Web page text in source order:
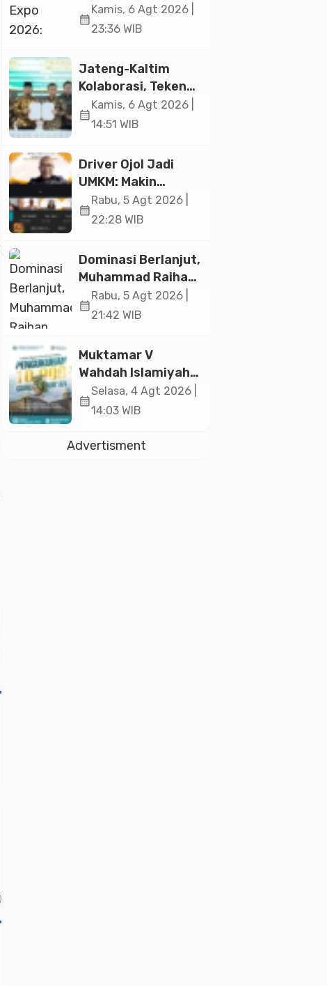
Silaturahim dan
Kebangkitan
Jakarta
calendar_month
Kamis, 6 Agt 2026 |
23:36 WIB
Jateng-Kaltim
Kolaborasi, Teken
19 Kerja Sama
Ekonomi Senilai Rp
calendar_month
Kamis, 6 Agt 2026 |
14:51 WIB
Driver Ojol Jadi
UMKM: Makin
Sejahtera atau
Merana? Ini
Paramadina
calendar_month
Rabu, 5 Agt 2026 |
22:28 WIB
Dominasi Berlanjut,
Muhammad Raihan
Fadila Sabet Emas
Kyorugi di Asian
Indonesia Open
2026
calendar_month
Rabu, 5 Agt 2026 |
21:42 WIB
Muktamar V
Wahdah Islamiyah
Akan Kukuhkan
10.000 Guru Al-
Istiqlal
calendar_month
Selasa, 4 Agt 2026 |
14:03 WIB
Advertisment